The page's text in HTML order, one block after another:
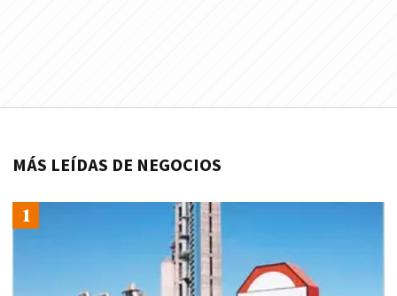
MÁS LEÍDAS DE NEGOCIOS